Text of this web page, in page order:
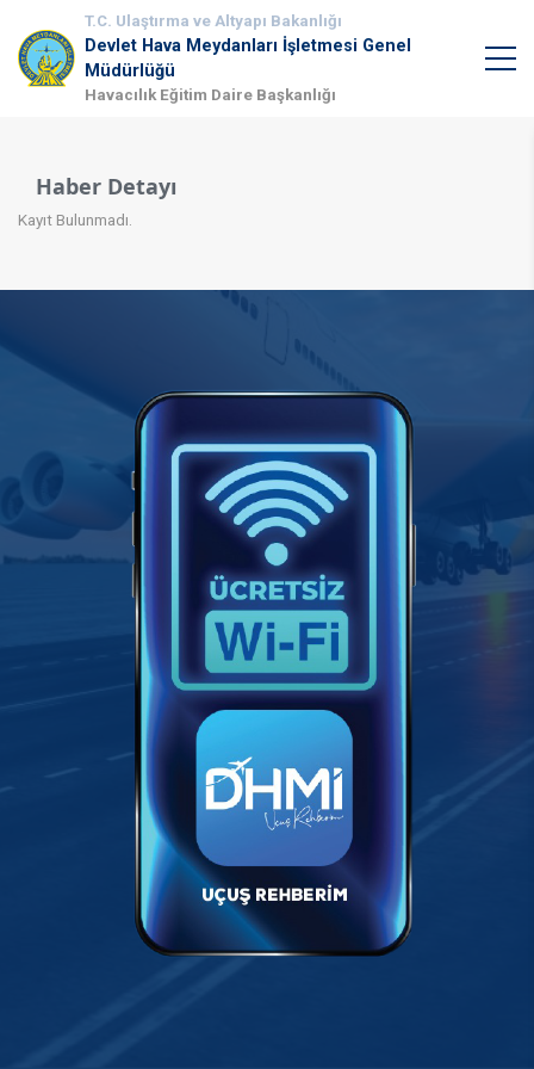
T.C. Ulaştırma ve Altyapı Bakanlığı
Devlet Hava Meydanları İşletmesi Genel
Müdürlüğü
Havacılık Eğitim Daire Başkanlığı
Haber Detayı
Kayıt Bulunmadı.